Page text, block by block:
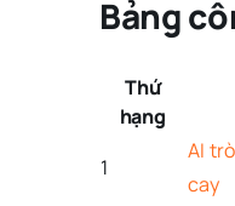
Bảng
Thứ
hạng
1
AI
cay